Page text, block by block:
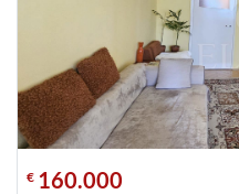
€ 160.000